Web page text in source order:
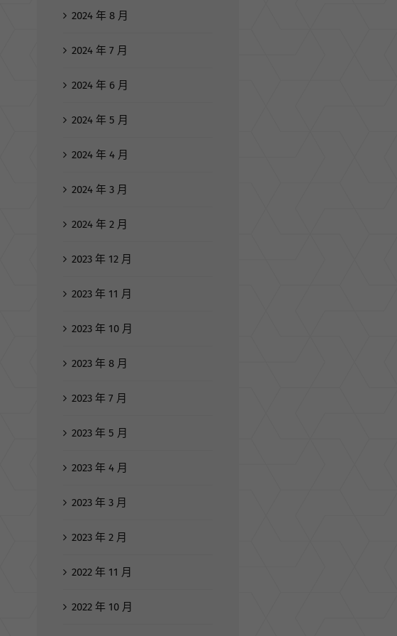
2024 年 8 月
2024 年 7 月
2024 年 6 月
2024 年 5 月
2024 年 4 月
2024 年 3 月
2024 年 2 月
2023 年 12 月
2023 年 11 月
2023 年 10 月
2023 年 8 月
2023 年 7 月
2023 年 5 月
2023 年 4 月
2023 年 3 月
2023 年 2 月
2022 年 11 月
2022 年 10 月